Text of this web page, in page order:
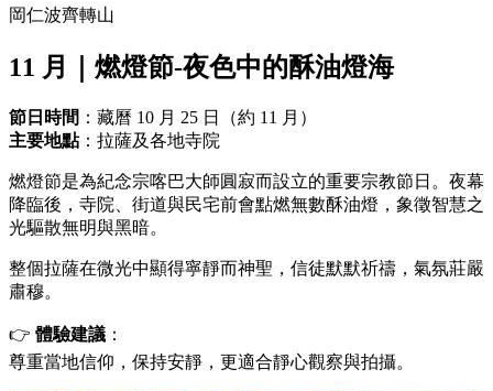
岡仁波齊轉山
11 月｜燃燈節-夜色中的酥油燈海
節日時間 ：藏曆 10 月 25 日（約 11 月）
主要地點：拉薩及各地寺院
燃燈節是為紀念宗喀巴大師圓寂而設立的重要宗教節日。夜幕
降臨後，寺院、街道與民宅前會點燃無數酥油燈，象徵智慧之
光驅散無明與黑暗。
整個拉薩在微光中顯得寧靜而神聖，信徒默默祈禱，氣氛莊嚴
肅穆。
👉 體驗建議 ：
尊重當地信仰，保持安靜，更適合靜心觀察與拍攝。